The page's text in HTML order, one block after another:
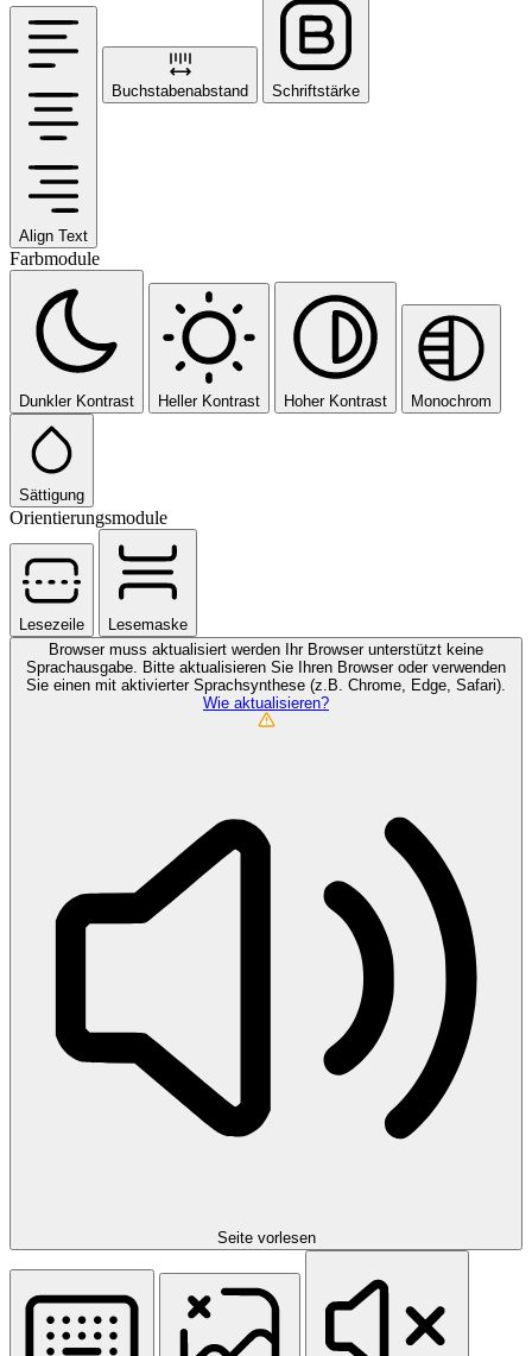
Align Text
Buchstabenabstand Schriftstärke
Farbmodule
Dunkler Kontrast Heller Kontrast Hoher Kontrast Monochrom
Sättigung
Orientierungsmodule
Lesezeile
Lesemaske
Browser muss aktualisiert werden
Ihr Browser unterstützt keine
Sprachausgabe. Bitte aktualisieren Sie Ihren Browser oder verwenden
Sie einen mit aktivierter Sprachsynthese (z.B. Chrome, Edge, Safari).
Wie aktualisieren?
Seite vorlesen